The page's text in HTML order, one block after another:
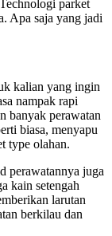
parket
Apa saja yang jadi
kalian yang ingin
nampak rapi
banyak perawatan
biasa, menyapu
type olahan.
perawatannya juga
kain setengah
larutan
berkilau dan